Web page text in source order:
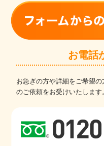
お電話
お急ぎの方や詳細をご希望
のご依頼をお受けいたします